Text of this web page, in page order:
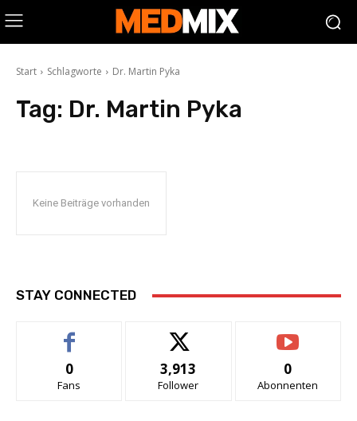
Start Schlagworte Dr. Martin Pyka
Tag: Dr. Martin Pyka
Keine Beiträge vorhanden
STAY CONNECTED
0
Fans
3,913
Follower
0
Abonnenten